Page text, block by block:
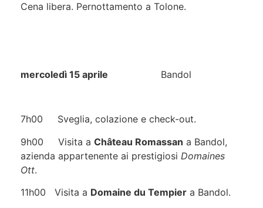
Cena libera. Pernottamento a Tolone.
mercoledì 15 aprile Bandol
7h00 Sveglia, colazione e check-out.
9h00 Visita a Château Romassan a Bandol,
azienda appartenente ai prestigiosi Domaines
Ott.
11h00 Visita a Domaine du Tempier a Bandol.